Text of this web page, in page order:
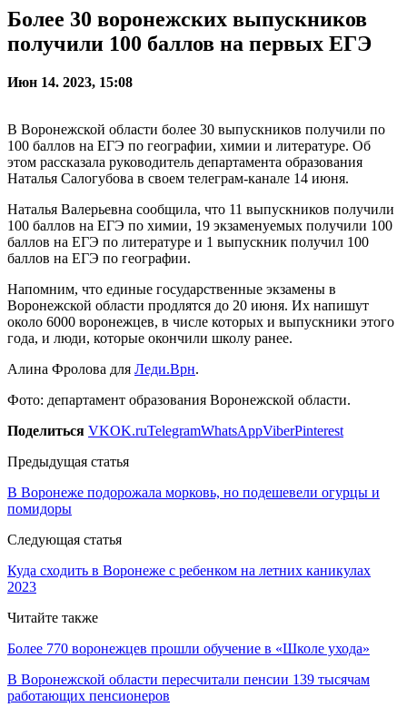
Более 30 воронежских выпускников
получили 100 баллов на первых ЕГЭ
Июн 14. 2023, 15:08
В Воронежской области более 30 выпускников получили по
100 баллов на ЕГЭ по географии, химии и литературе. Об
этом рассказала руководитель департамента образования
Наталья Салогубова в своем телеграм-канале 14 июня.
Наталья Валерьевна сообщила, что 11 выпускников получили
100 баллов на ЕГЭ по химии, 19 экзаменуемых получили 100
баллов на ЕГЭ по литературе и 1 выпускник получил 100
баллов на ЕГЭ по географии.
Напомним, что единые государственные экзамены в
Воронежской области продлятся до 20 июня. Их напишут
около 6000 воронежцев, в числе которых и выпускники этого
года, и люди, которые окончили школу ранее.
Алина Фролова для Леди.Врн.
Фото: департамент образования Воронежской области.
Поделиться VKOK.ruTelegramWhatsAppViberPinterest
Предыдущая статья
В Воронеже подорожала морковь, но подешевели огурцы и
помидоры
Следующая статья
Куда сходить в Воронеже с ребенком на летних каникулах
2023
Читайте также
Более 770 воронежцев прошли обучение в «Школе ухода»
В Воронежской области пересчитали пенсии 139 тысячам
работающих пенсионеров